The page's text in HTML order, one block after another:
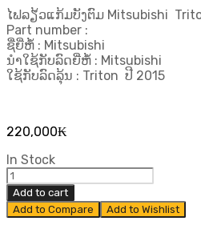
ໄຟລຽ້ວແກ້ມບັງຕົມ Mitsubishi
Part number :
ຊື່ຍີ່ຫໍ້ : Mitsubishi
ນຳໃຊ້ກັບລົດຍີ່ຫໍ້ : Mitsubishi
ໃຊ້ກັບລົດລຸ້ນ : Triton ປີ 2015
220,000₭
In Stock
ໄຟ
ລຽ້ວ
ແກ້ມ
ບັງ
Add to cart
Add to Compare
Add to Wishlist